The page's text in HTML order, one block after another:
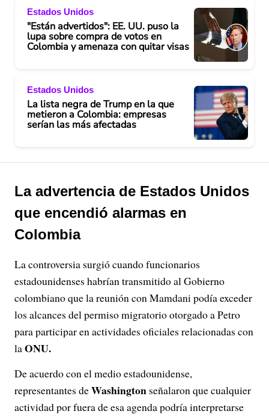
Estados Unidos
"Están advertidos": EE. UU. puso la
lupa sobre compra de votos en
Colombia y amenaza con quitar visas
Estados Unidos
La lista negra de Trump en la que
metieron a Colombia: empresas
serían las más afectadas
La advertencia de Estados Unidos
que encendió alarmas en
Colombia
La controversia surgió cuando funcionarios
estadounidenses habrían transmitido al Gobierno
colombiano que la reunión con Mamdani podía exceder
los alcances del permiso migratorio otorgado a Petro
para participar en actividades oficiales relacionadas con
laONU.
De acuerdo con el medio estadounidense,
representantes deWashington señalaron que cualquier
actividad por fuera de esa agenda podría interpretarse